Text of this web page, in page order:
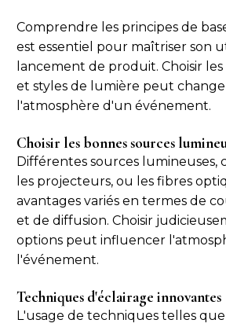
Comprendre les principes de
est essentiel pour maîtriser son
lancement de produit. Choisir
et styles de lumière peut
l'atmosphère d'un événement.
Choisir les bonnes sources
Différentes sources lumineuses,
les projecteurs, ou les fibres
avantages variés en termes de
et de diffusion. Choisir
options peut influencer
l'événement.
Techniques d'éclairage innovantes
L'usage de techniques telles